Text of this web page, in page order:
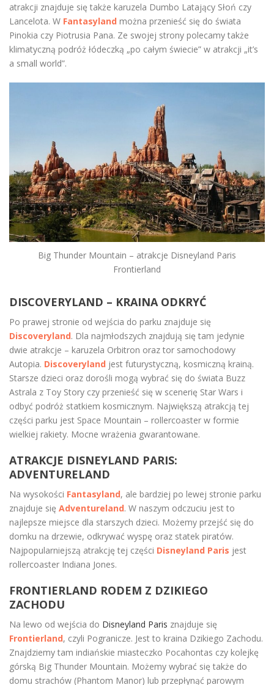
atrakcji znajduje się także karuzela Dumbo Latający Słoń czy
Lancelota. W Fantasyland można przenieść się do świata
Pinokia czy Piotrusia Pana. Ze swojej strony polecamy także
klimatyczną podróż łódeczką „po całym świecie” w atrakcji „it’s
a small world”.
Big Thunder Mountain – atrakcje Disneyland Paris
Frontierland
DISCOVERYLAND – KRAINA ODKRYĆ
Po prawej stronie od wejścia do parku znajduje się
Discoveryland. Dla najmłodszych znajdują się tam jedynie
dwie atrakcje – karuzela Orbitron oraz tor samochodowy
Autopia. Discoveryland jest futurystyczną, kosmiczną krainą.
Starsze dzieci oraz dorośli mogą wybrać się do świata Buzz
Astrala z Toy Story czy przenieść się w scenerię Star Wars i
odbyć podróż statkiem kosmicznym. Największą atrakcją tej
części parku jest Space Mountain – rollercoaster w formie
wielkiej rakiety. Mocne wrażenia gwarantowane.
ATRAKCJE DISNEYLAND PARIS:
ADVENTURELAND
Na wysokości Fantasyland, ale bardziej po lewej stronie parku
znajduje się Adventureland. W naszym odczuciu jest to
najlepsze miejsce dla starszych dzieci. Możemy przejść się do
domku na drzewie, odkrywać wyspę oraz statek piratów.
Najpopularniejszą atrakcję tej części Disneyland Paris jest
rollercoaster Indiana Jones.
FRONTIERLAND RODEM Z DZIKIEGO
ZACHODU
Na lewo od wejścia do Disneyland Paris znajduje się
Frontierland, czyli Pogranicze. Jest to kraina Dzikiego Zachodu.
Znajdziemy tam indiańskie miasteczko Pocahontas czy kolejkę
górską Big Thunder Mountain. Możemy wybrać się także do
domu strachów (Phantom Manor) lub przepłynąć parowym